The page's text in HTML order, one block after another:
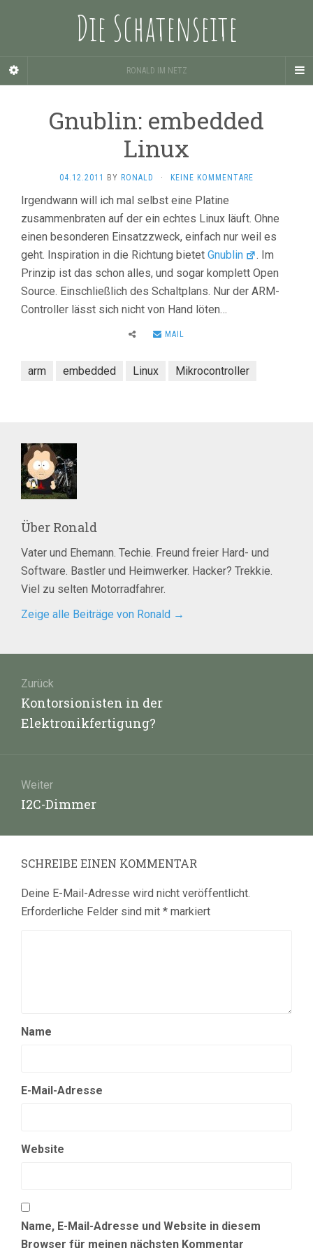
Die Schatenseite
RONALD IM NETZ
Gnublin: embedded
Linux
04.12.2011 BY RONALD · KEINE KOMMENTARE
Irgendwann will ich mal selbst eine Platine
zusammenbraten auf der ein echtes Linux läuft. Ohne
einen besonderen Einsatzzweck, einfach nur weil es
geht. Inspiration in die Richtung bietet Gnublin
. Im
Prinzip ist das schon alles, und sogar komplett Open
Source. Einschließlich des Schaltplans. Nur der ARM-
Controller lässt sich nicht von Hand löten…
MAIL
arm embedded Linux Mikrocontroller
Über Ronald
Vater und Ehemann. Techie. Freund freier Hard- und
Software. Bastler und Heimwerker. Hacker? Trekkie.
Viel zu selten Motorradfahrer.
Zeige alle Beiträge von Ronald →
Zurück
Vorheriger
Beitrag:
Kontorsionisten in der
Elektronikfertigung?
Weiter
Nächster
I2C-Dimmer
SCHREIBE EINEN KOMMENTAR
Deine E-Mail-Adresse wird nicht veröffentlicht.
Erforderliche Felder sind mit * markiert
Name
E-Mail-Adresse
Website
Name, E-Mail-Adresse und Website in diesem
Browser für meinen nächsten Kommentar